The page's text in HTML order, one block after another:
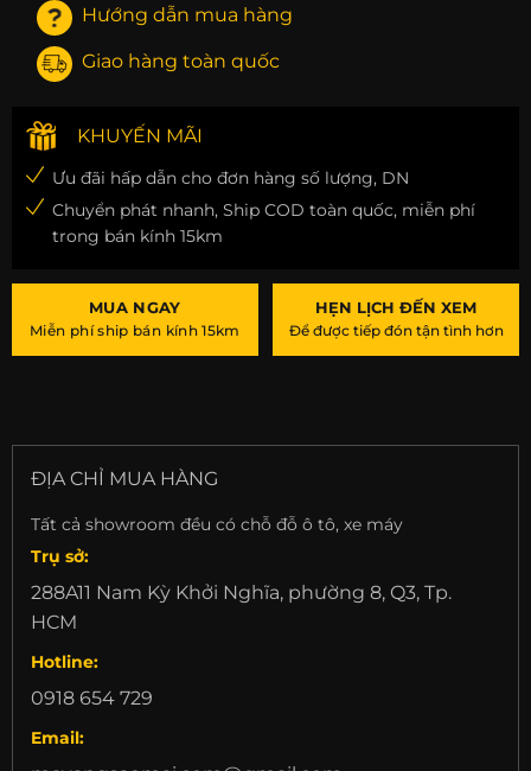
Hướng dẫn mua hàng
Giao hàng toàn quốc
KHUYẾN MÃI
Ưu đãi hấp dẫn cho đơn hàng số lượng, DN
Chuyển phát nhanh, Ship COD toàn quốc, miễn phí
trong bán kính 15km
MUA NGAY
Miễn phí ship bán kính 15km
HẸN LỊCH ĐẾN XEM
Để được tiếp đón tận tình hơn
ĐỊA CHỈ MUA HÀNG
Tất cả showroom đều có chỗ đỗ ô tô, xe máy
Trụ sở:
288A11 Nam Kỳ Khởi Nghĩa, phường 8, Q3, Tp.
HCM
Hotline:
0918 654 729
Email: